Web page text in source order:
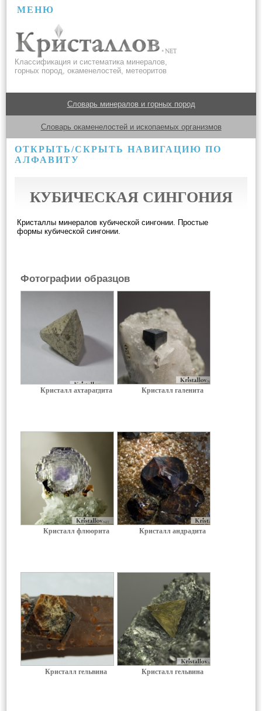
МЕНЮ
Классификация и систематика минералов,
горных пород, окаменелостей, метеоритов
Словарь минералов и горных пород
Словарь окаменелостей и ископаемых организмов
ОТКРЫТЬ/СКРЫТЬ НАВИГАЦИЮ ПО
АЛФАВИТУ
КУБИЧЕСКАЯ СИНГОНИЯ
Кристаллы минералов кубической сингонии. Простые
формы кубической сингонии.
Фотографии образцов
Кристалл ахтарагдита Кристалл галенита
Кристалл флюорита Кристалл андрадита
Кристалл гельвина Кристалл гельвина